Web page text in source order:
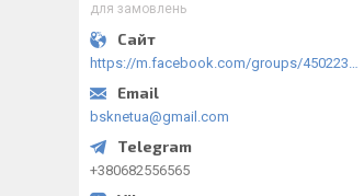
для замовлень
https://m.facebook.com/groups/450223289123148/?ref=group_browse
bsknetua@gmail.com
+380682556565